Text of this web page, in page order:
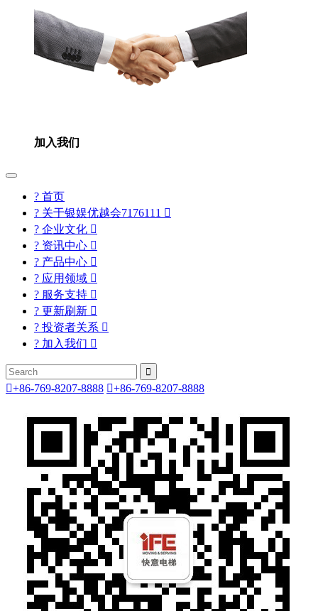
加入我们
? 首页
? 关于银娱优越会7176111 
? 企业文化 
? 资讯中心 
? 产品中心 
? 应用领域 
? 服务支持 
? 更新刷新 
? 投资者关系 
? 加入我们 

+86-769-8207-8888 +86-769-8207-8888